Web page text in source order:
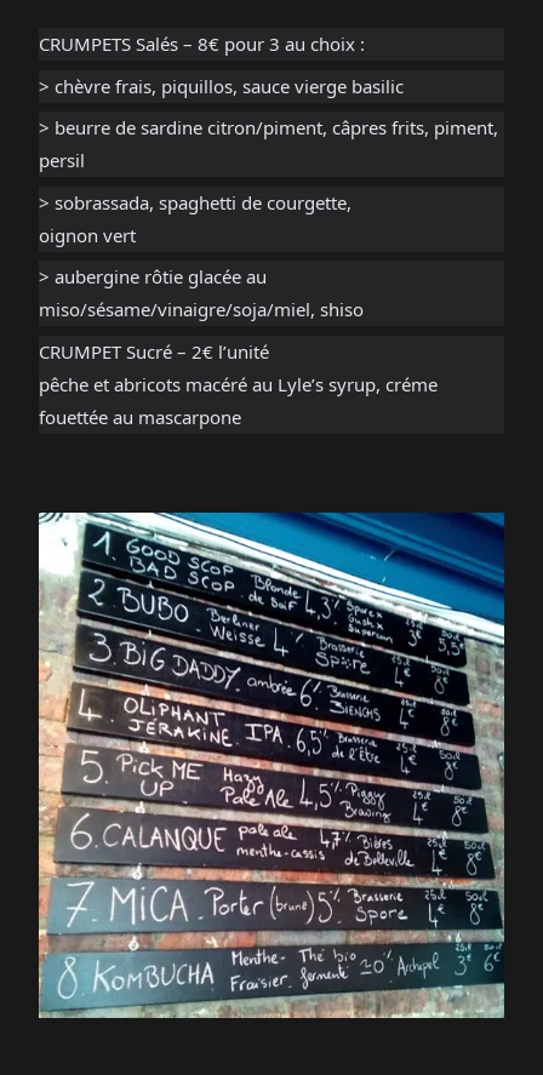
CRUMPETS Salés – 8€ pour 3 au choix :
> chèvre frais, piquillos, sauce vierge basilic
> beurre de sardine citron/piment, câpres frits, piment,
persil
> sobrassada, spaghetti de courgette,
oignon vert
> aubergine rôtie glacée au
miso/sésame/vinaigre/soja/miel, shiso
CRUMPET Sucré – 2€ l’unité
pêche et abricots macéré au Lyle’s syrup, créme
fouettée au mascarpone